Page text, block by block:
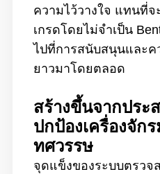
ความไว้วางใจ แทนที่
เกรดโดยไม่จำเป็น
ไปที่การสนับสนุนและค
ยาวมาโดยตลอด
สร้างขึ้นจากปร
ปกป้องเครื่องจัก
ทศวรรษ
จุดแข็งของระบบตรวจ